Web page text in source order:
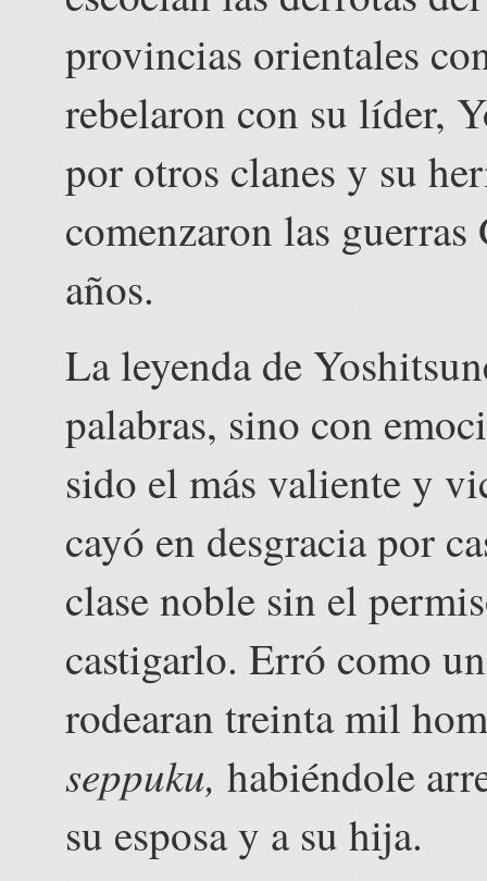
provincias orientales
rebelaron con su líder,
por otros clanes y su
comenzaron las
años.
La leyenda de
palabras, sino con
sido el más valiente y
cayó en desgracia por
clase noble sin el
castigarlo. Erró como
rodearan treinta mil
seppuku, habiéndole
su esposa y a su hija.